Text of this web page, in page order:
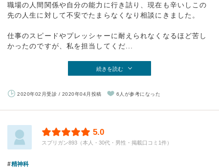
職場の人間関係や自分の能力に行き詰り、現在も辛いしこの
先の人生に対して不安でたまらなくなり相談にきました。
仕事のスピードやプレッシャーに耐えられなくなるほど苦し
かったのですが、私を担当してくだ...
続きを読む
2020年02月受診 / 2020年04月投稿 6人が参考になった
5.0
スプリガン893（本人・30代・男性・掲載口コミ1件）
精神科